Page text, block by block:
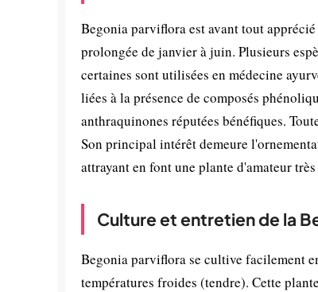
Begonia parviflora est avant tout
prolongée de janvier à juin. Plusieurs
certaines sont utilisées en médecine
liées à la présence de composés
anthraquinones réputées bénéfiques.
Son principal intérêt demeure
attrayant en font une plante d'amateur
Culture et entretien de la
Begonia parviflora se cultive facilement
températures froides (tendre). Cette